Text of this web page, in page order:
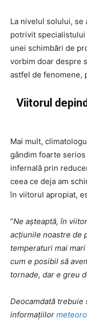
La nivelul solului, se
potrivit specialistului
unei schimbări de
vorbim doar despre
astfel de fenomene,
Viitorul
Mai mult,
gândim foarte
infernală prin
ceea ce deja am
în viitorul apropiat,
”Ne așteaptă, în
acțiunile noastre de
temperaturi mai
cum e posibil să
tornade, dar e greu
Deocamdată trebuie
informațiilor